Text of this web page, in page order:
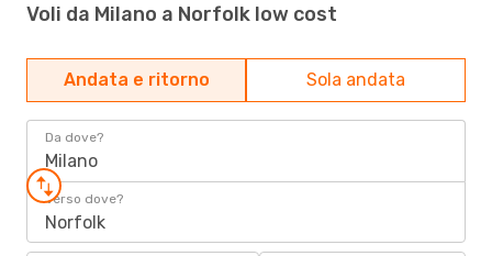
Voli da Milano a Norfolk low cost
Andata e ritorno Sola andata
Da dove?
Milano
Verso dove?
Norfolk